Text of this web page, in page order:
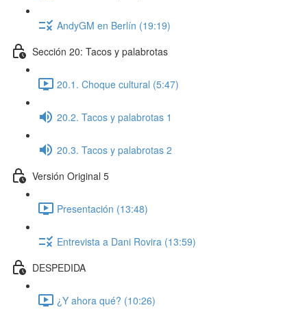
AndyGM en Berlín (19:19)
Sección 20: Tacos y palabrotas
20.1. Choque cultural (5:47)
20.2. Tacos y palabrotas 1
20.3. Tacos y palabrotas 2
Versión Original 5
Presentación (13:48)
Entrevista a Dani Rovira (13:59)
DESPEDIDA
¿Y ahora qué? (10:26)